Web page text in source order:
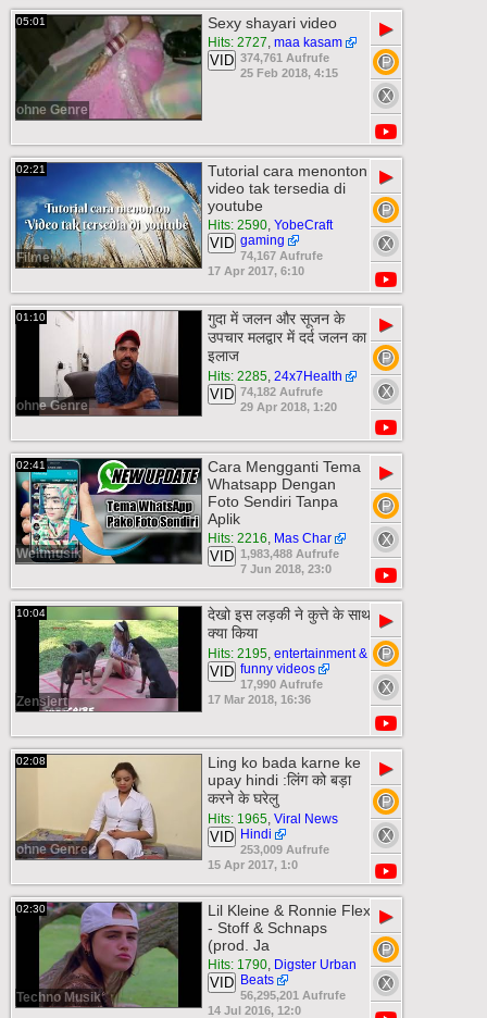
05:01
ohne Genre
Sexy shayari video
Hits: 2727, maa kasam
VID 374,761 Aufrufe
25 Feb 2018, 4:15
▶
02:21
Filme
Tutorial cara menonton
video tak tersedia di
youtube
Hits: 2590, YobeCraft
gaming
VID
74,167 Aufrufe
17 Apr 2017, 6:10
▶
01:10
ohne Genre
गुदा में जलन और सूजन के
उपचार मलद्वार में दर्द जलन का
इलाज
Hits: 2285, 24x7Health
VID 74,182 Aufrufe
29 Apr 2018, 1:20
▶
02:41
Weltmusik
Cara Mengganti Tema
Whatsapp Dengan
Foto Sendiri Tanpa
Aplik
Hits: 2216, Mas Char
VID 1,983,488 Aufrufe
7 Jun 2018, 23:0
▶
10:04
Zensiert
देखो इस लड़की ने कुत्ते के साथ
क्या किया
Hits: 2195, entertainment &
funny videos
VID
17,990 Aufrufe
17 Mar 2018, 16:36
▶
02:08
ohne Genre
Ling ko bada karne ke
upay hindi :लिंग को बड़ा
करने के घरेलु
Hits: 1965, Viral News
Hindi
VID
253,009 Aufrufe
15 Apr 2017, 1:0
▶
02:30
Techno Musik
Lil Kleine & Ronnie Flex
- Stoff & Schnaps
(prod. Ja
Hits: 1790, Digster Urban
Beats
VID
56,295,201 Aufrufe
14 Jul 2016, 12:0
▶